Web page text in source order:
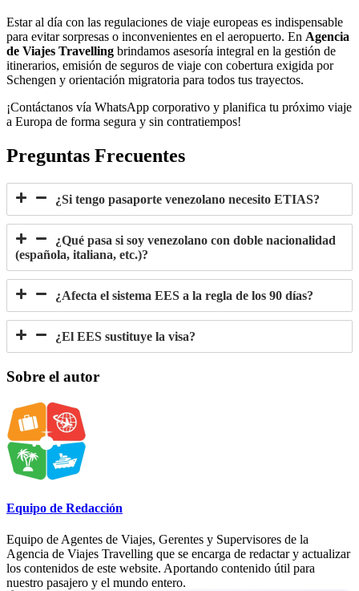
Estar al día con las regulaciones de viaje europeas es indispensable
para evitar sorpresas o inconvenientes en el aeropuerto. En Agencia
de Viajes Travelling brindamos asesoría integral en la gestión de
itinerarios, emisión de seguros de viaje con cobertura exigida por
Schengen y orientación migratoria para todos tus trayectos.
¡Contáctanos vía WhatsApp corporativo y planifica tu próximo viaje
a Europa de forma segura y sin contratiempos!
Preguntas Frecuentes
¿Si tengo pasaporte venezolano necesito ETIAS?
¿Qué pasa si soy venezolano con doble nacionalidad
(española, italiana, etc.)?
¿Afecta el sistema EES a la regla de los 90 días?
¿El EES sustituye la visa?
Sobre el autor
Equipo de Redacción
Equipo de Agentes de Viajes, Gerentes y Supervisores de la
Agencia de Viajes Travelling que se encarga de redactar y actualizar
los contenidos de este website. Aportando contenido útil para
nuestro pasajero y el mundo entero.